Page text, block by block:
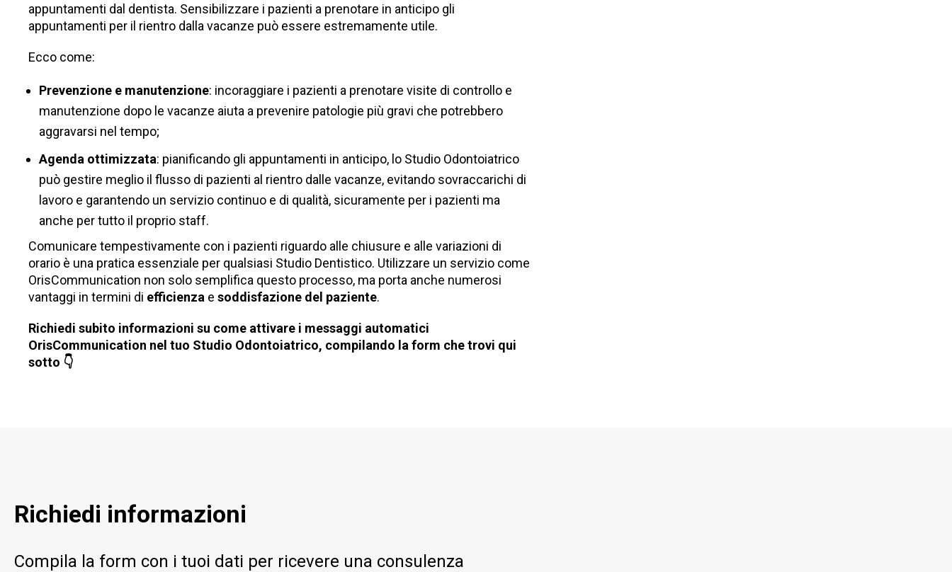
appuntamenti dal dentista. Sensibilizzare i pazienti a prenotare in anticipo gli
appuntamenti per il rientro dalla vacanze può essere estremamente utile.
Ecco come:
Prevenzione e manutenzione: incoraggiare i pazienti a prenotare visite di controllo e
manutenzione dopo le vacanze aiuta a prevenire patologie più gravi che potrebbero
aggravarsi nel tempo;
Agenda ottimizzata: pianificando gli appuntamenti in anticipo, lo Studio Odontoiatrico
può gestire meglio il flusso di pazienti al rientro dalle vacanze, evitando sovraccarichi di
lavoro e garantendo un servizio continuo e di qualità, sicuramente per i pazienti ma
anche per tutto il proprio staff.
Comunicare tempestivamente con i pazienti riguardo alle chiusure e alle variazioni di
orario è una pratica essenziale per qualsiasi Studio Dentistico. Utilizzare un servizio come
OrisCommunication non solo semplifica questo processo, ma porta anche numerosi
vantaggi in termini di efficienza e soddisfazione del paziente.
Richiedi subito informazioni su come attivare i messaggi automatici
OrisCommunication nel tuo Studio Odontoiatrico, compilando la form che trovi qui
sotto 👇
Richiedi informazioni
Compila la form con i tuoi dati per ricevere una consulenza